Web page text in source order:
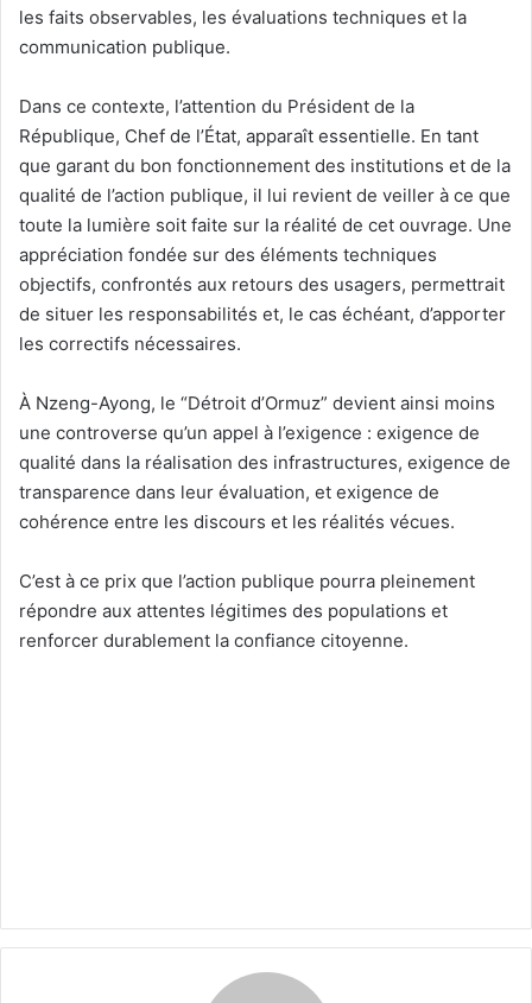
les faits observables, les évaluations techniques et la
communication publique.
Dans ce contexte, l’attention du Président de la
République, Chef de l’État, apparaît essentielle. En tant
que garant du bon fonctionnement des institutions et de la
qualité de l’action publique, il lui revient de veiller à ce que
toute la lumière soit faite sur la réalité de cet ouvrage. Une
appréciation fondée sur des éléments techniques
objectifs, confrontés aux retours des usagers, permettrait
de situer les responsabilités et, le cas échéant, d’apporter
les correctifs nécessaires.
À Nzeng-Ayong, le “Détroit d’Ormuz” devient ainsi moins
une controverse qu’un appel à l’exigence : exigence de
qualité dans la réalisation des infrastructures, exigence de
transparence dans leur évaluation, et exigence de
cohérence entre les discours et les réalités vécues.
C’est à ce prix que l’action publique pourra pleinement
répondre aux attentes légitimes des populations et
renforcer durablement la confiance citoyenne.